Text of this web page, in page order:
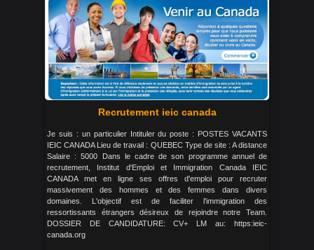
Recrutement ieic canada
Je suis : un particulier Intituler du poste : POSTES VACANTS
IEIC CANADA Lieu de travail : QUEBEC Type de site : A distance
Salaire : 5000 Dans le cadre de son programme annuel de
recrutement, Institut d'Emploi et Immigration Canada IEIC
CANADA met en ligne ses offres d'emploi pour recruter
massivement des hommes et des femmes dans divers
domaines. L'objectif est de faciliter l'immigration des
ressortissants étrangers désireux de rejoindre notre Team.
DOSSIER DE CANDIDATURE: CV+ LM au: https:ieic-
canada.org